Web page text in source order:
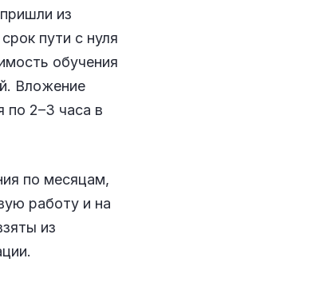
из
пути с нуля
обучения
Вложение
по 2–3 часа в
по месяцам,
работу и на
из